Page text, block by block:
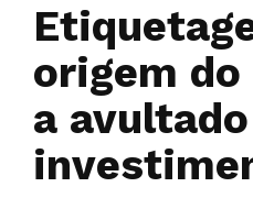
origem
a avultado